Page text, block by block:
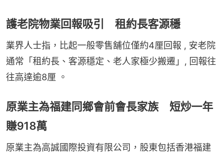
護老院物業回報吸引 租約長客源穩
業界人士指，比起一般零售舖位僅約4厘回報 , 安老院
通常「租約長、客源穩定、老人家極少搬遷」, 回報往
往高達逾8厘 。
原業主為福建同鄉會前會長家族 短炒一年
賺918萬
原業主為高誠國際投資有限公司，股東包括香港福建